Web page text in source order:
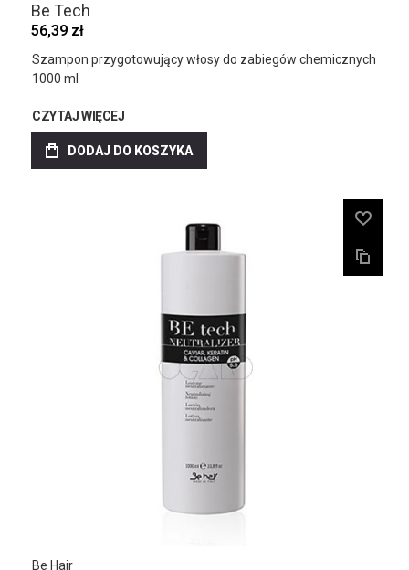
Be Tech
56,39 zł
Szampon przygotowujący włosy do zabiegów chemicznych
1000 ml
CZYTAJ WIĘCEJ
DODAJ DO KOSZYKA
Be Hair